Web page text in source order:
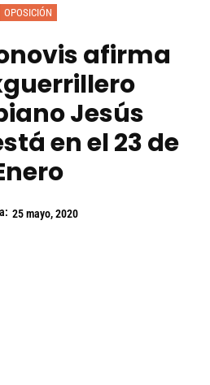
OPOSICIÓN
afirma
Jesús
en el 23 de
25 mayo, 2020